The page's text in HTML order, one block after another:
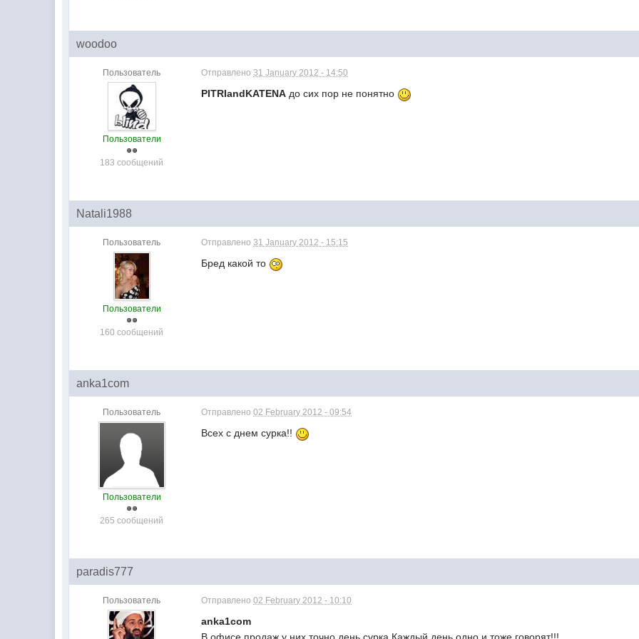
woodoo
Пользователь
Пользователи
183 сообщений
Отправлено31 January 2012 - 14:50
PITRIandKATENA до сих пор не понятно
Natali1988
Пользователь
Пользователи
160 сообщений
Отправлено31 January 2012 - 15:15
Бред какой то
anka1com
Пользователь
Пользователи
265 сообщений
Отправлено02 February 2012 - 09:54
Всех с днем сурка!!
paradis777
Пользователь Отправлено02 February 2012 - 10:10
anka1com